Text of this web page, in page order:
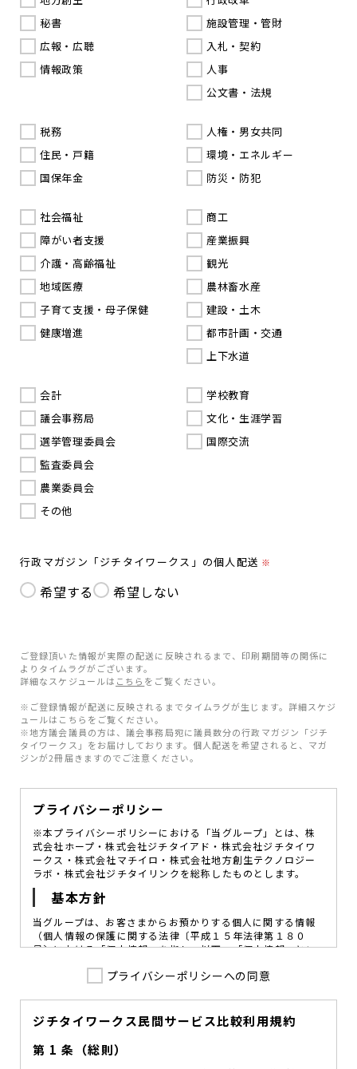
秘書
広報・広聴
情報政策
施設管理・管財
入札・契約
人事
公文書・法規
税務
住民・戸籍
国保年金
人権・男女共同
環境・エネルギー
防災・防犯
社会福祉
障がい者支援
介護・高齢福祉
地域医療
子育て支援・母子保健
健康増進
商工
産業振興
観光
農林畜水産
建設・土木
都市計画・交通
上下水道
会計
議会事務局
選挙管理委員会
監査委員会
農業委員会
その他
学校教育
文化・生涯学習
国際交流
行政マガジン「ジチタイワークス」の個人配送 ※
希望する 希望しない
ご登録頂いた情報が実際の配送に反映されるまで、印刷期間等の関係に
よりタイムラグがございます。
詳細なスケジュールは こちら をご覧ください。
※ご登録情報が配送に反映されるまでタイムラグが生じます。詳細スケジ
ュールはこちらをご覧ください。
※地方議会議員の方は、議会事務局宛に議員数分の行政マガジン「ジチ
タイワークス」をお届けしております。個人配送を希望されると、マガ
ジンが2冊届きますのでご注意ください。
プライバシーポリシー
※本プライバシーポリシーにおける「当グループ」とは、株
式会社ホープ・株式会社ジチタイアド・株式会社ジチタイワ
ークス・株式会社マチイロ・株式会社地方創生テクノロジー
ラボ・株式会社ジチタイリンクを総称したものとします。
基本方針
当グループは、お客さまからお預かりする個人に関する情報
（個人情報の保護に関する法律〔平成１５年法律第１８０
号〕における「個人情報」を指し、以下、「個人情報」とい
図ることが、重要な社会的責務であると考えております。
を定め、役員及び従業員に個人情報保護の重要性の認識と取
組みを徹底させることによって、個人情報の適切な取り扱い
に努めてまいります。
プライバシーポリシーへの同意
ジチタイワークス民間サービス比較利用規約
第 1 条（総則）